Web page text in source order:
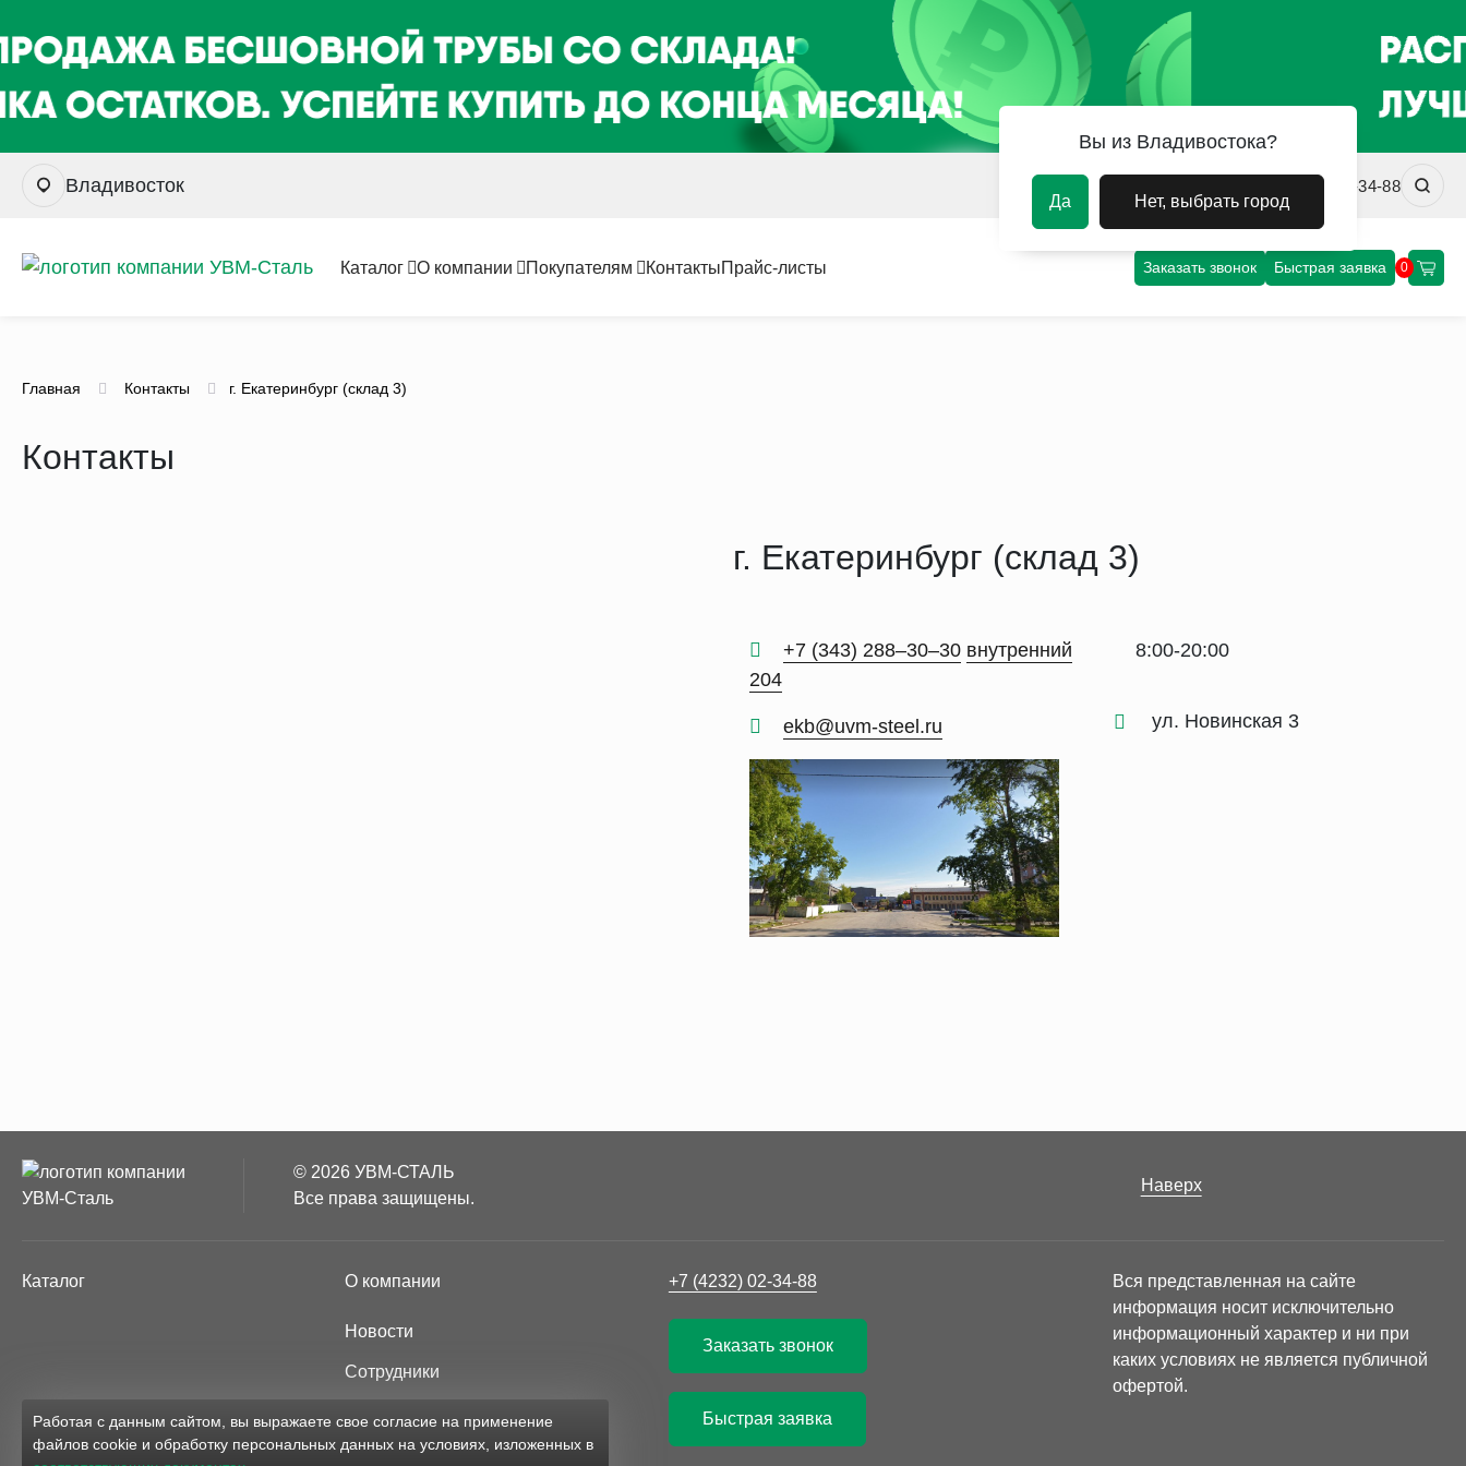
Владивосток vladivostok@uvm-steel.ru +7 (4232) 02-34-88
Каталог О компании Покупателям КонтактыПрайс-листы Заказать звонок Быстрая заявка 0
Главная Контакты г. Екатеринбург (склад 3)
Контакты
г. Екатеринбург (склад 3)
+7 (343) 288‒30‒30 внутренний
204
8:00-20:00
ekb@uvm-steel.ru ул. Новинская 3
© 2026 УВМ-СТАЛЬ
Все права защищены.
Наверх
Каталог О компании
Новости
Сотрудники
Карта сайта
+7 (4232) 02-34-88
Заказать звонок
Быстрая заявка
Вся представленная на сайте
информация носит исключительно
информационный характер и ни при
каких условиях не является публичной
офертой.
Вы из Владивостока?
Да Нет, выбрать город
Работая с данным сайтом, вы выражаете свое согласие на применение
файлов cookie и обработку персональных данных на условиях, изложенных в